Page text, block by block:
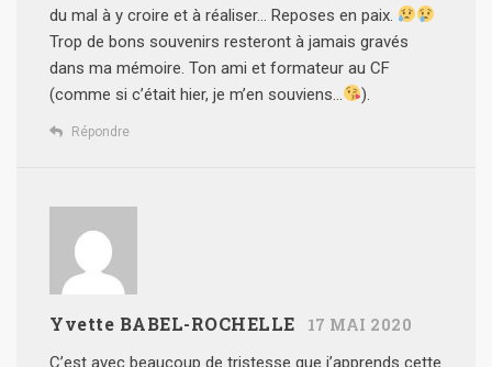
du mal à y croire et à réaliser… Reposes en paix.
Trop de bons souvenirs resteront à jamais gravés
dans ma mémoire. Ton ami et formateur au CF
(comme si c’était hier, je m’en souviens…
).
Répondre
Yvette BABEL-ROCHELLE 17 MAI 2020
C’est avec beaucoup de tristesse que j’apprends cette